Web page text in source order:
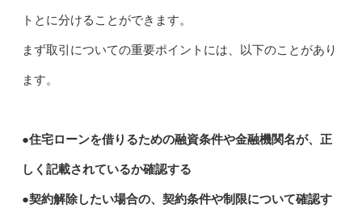
トとに分けることができます。
まず取引についての重要ポイントには、以下のことがあり
ます。
●住宅ローンを借りるための融資条件や金融機関名が、正
しく記載されているか確認する
●契約解除したい場合の、契約条件や制限について確認す